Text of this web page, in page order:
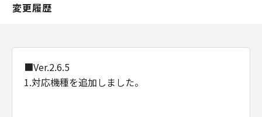
used in 48 C.F.R. 12.212 (Sept 1995).
the Software with only those rights set forth
herein. Manufacturer is Canon Inc./30-2,
変更履歴
■Ver.2.6.5
1.対応機種を追加しました。